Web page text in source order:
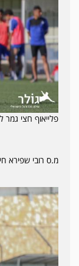
פלייאוף חצי גמר
מ.ס רובי שפירא חיפה- נווה שאנן